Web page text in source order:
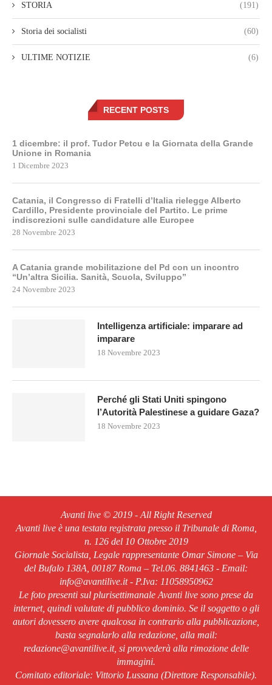
STORIA (191)
Storia dei socialisti (60)
ULTIME NOTIZIE (6)
RECENT POSTS
1 dicembre: il prof. Tudor Petcu e la Giornata della Grande
Unione in Romania
1 Dicembre 2023
Catania, il Congresso di Fratelli d’Italia rielegge Alberto
Cardillo, Presidente provinciale del Partito. Le prime
indiscrezioni sulle candidature alle Europee
28 Novembre 2023
A Catania grande mobilitazione del Pd con un incontro
“Un’altra Sicilia. Sanità, Scuola, Sviluppo”
24 Novembre 2023
Intelligenza artificiale: imparare ad
imparare
18 Novembre 2023
Perché gli Stati Uniti spingono
l’Autorità Palestinese a guidare Gaza?
18 Novembre 2023
Avanti live © 2019 - All Right Reserved
Avanti live è una testata registrata presso il Tribunale di Roma,
n. 126 del 10 Ottobre 2019
Giornale Socialista, Legale rappresentante Omar Simone – Via
del Bufalo 138A, 00187 Roma – Tel.06. 8841463 - Email:
info@avantilive.it - P.Iva: 11058950962
Le foto presenti sul plurisettimanale Avanti live sono prese da
internet, quindi valutate di pubblico dominio. Se il soggetto o gli
autori dovessero avere qualcosa in contrario alla pubblicazione,
basta segnalarlo alla redazione, alla mail:
redazione@avantilive.it, si provvederà alla rimozione delle
immagini.
Comitato editoriale: Vittorio Lussana (Direttore Responsabile).